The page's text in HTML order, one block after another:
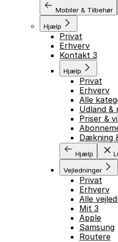
Mobiler & Tilbehør
Hjælp
Privat
Erhverv
Kontakt 3
Hjælp
Privat
Erhverv
Alle
Udland &
Priser &
Dækning
Hjælp
Vejledninger
Privat
Erhverv
Alle
Mit 3
Apple
Samsung
Routere